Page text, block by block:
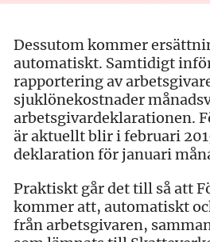
Dessutom kommer
automatiskt. Samtidigt
rapportering av
sjuklönekostnader
arbetsgivardeklarationen.
är aktuellt blir i februari
deklaration för januari
Praktiskt går det till så att
kommer att, automatiskt
från arbetsgivaren,